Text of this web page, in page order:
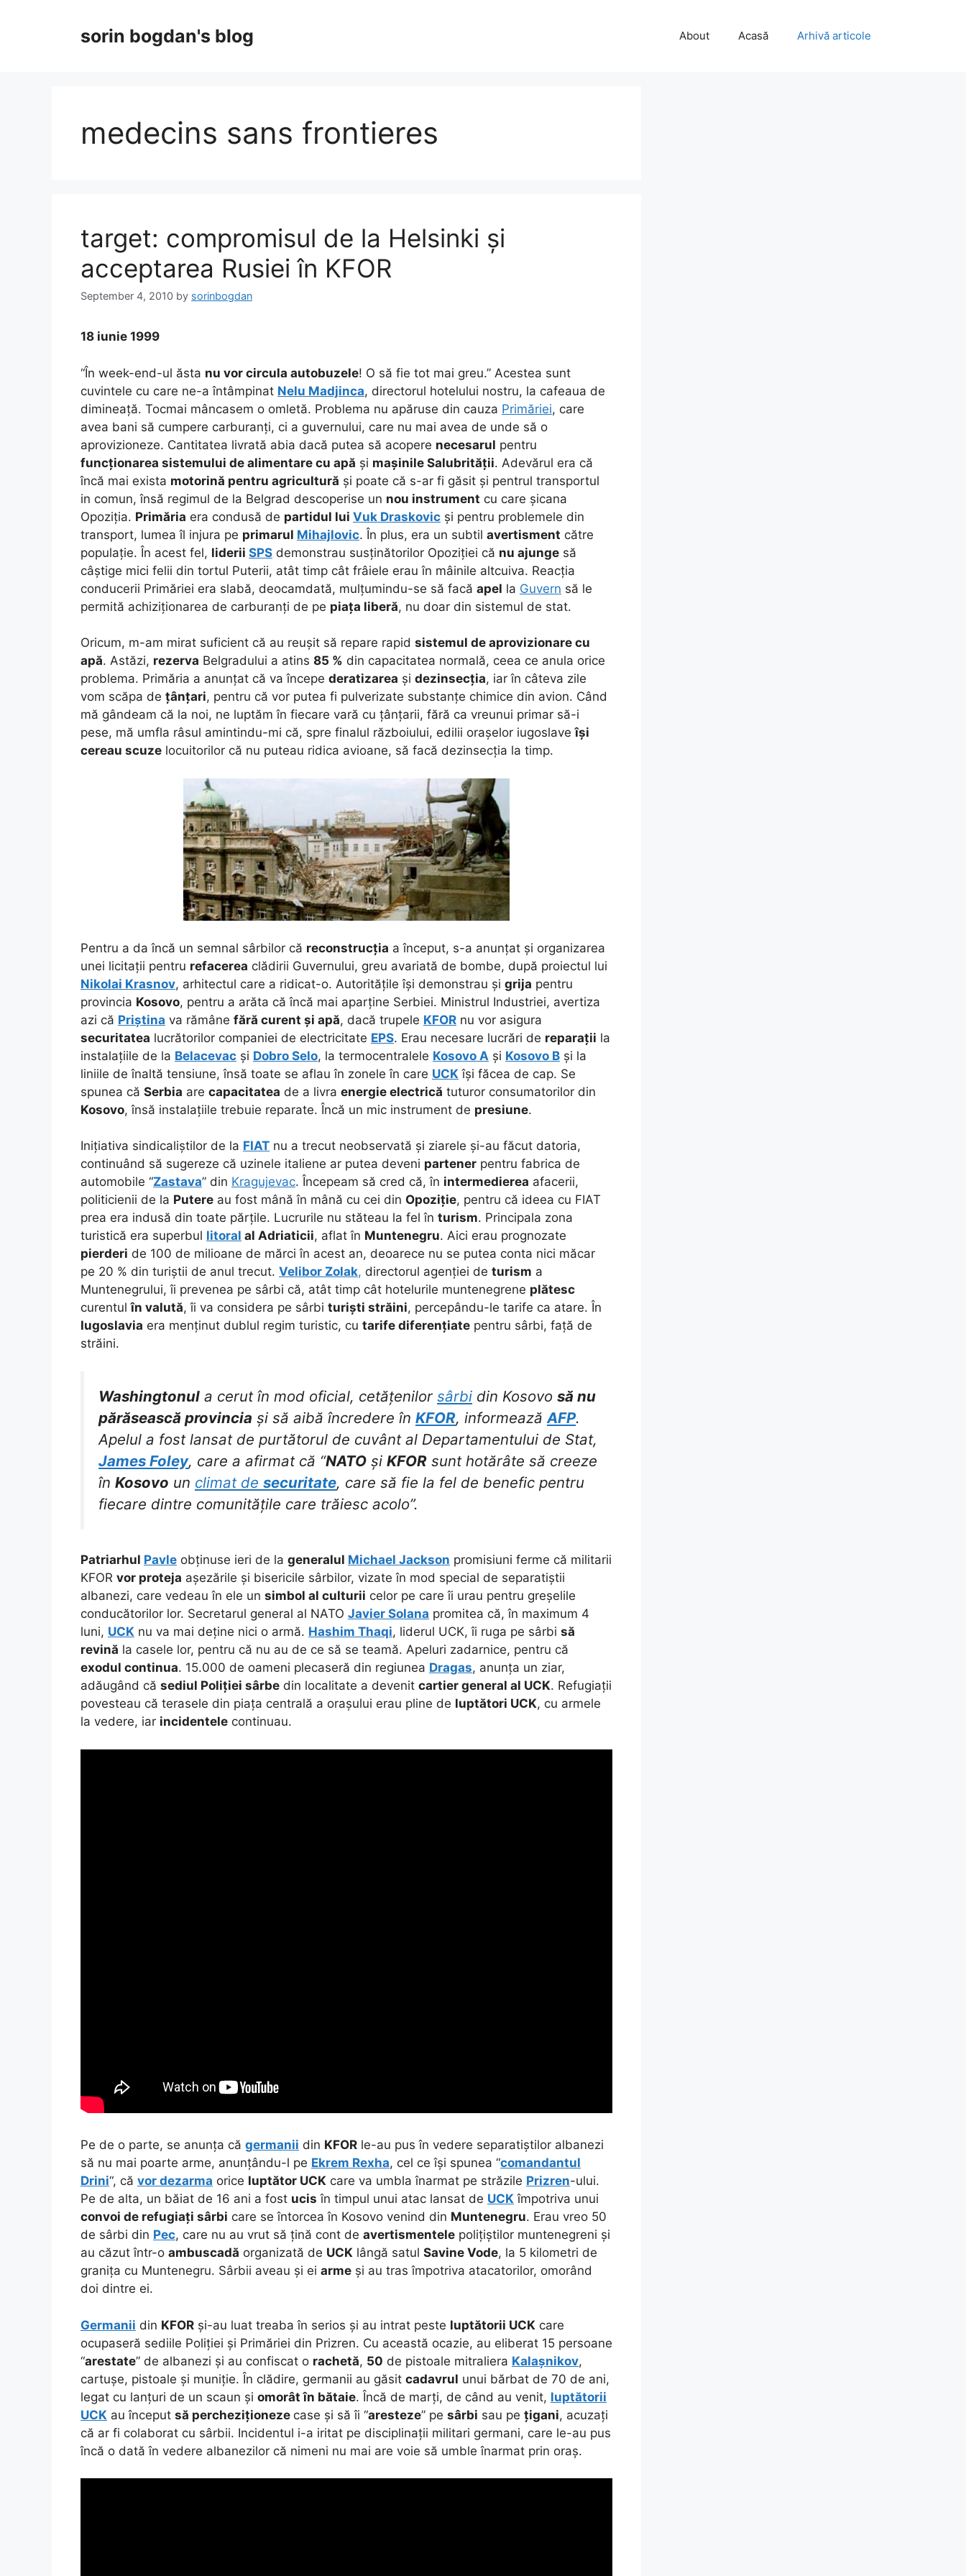
sorin bogdan's blog About Acasă Arhivă articole
medecins sans frontieres
target: compromisul de la Helsinki și
acceptarea Rusiei în KFOR
September 4, 2010 by sorinbogdan
18 iunie 1999
“În week-end-ul ăsta nu vor circula autobuzele! O să fie tot mai greu.” Acestea sunt
cuvintele cu care ne-a întâmpinat Nelu Madjinca, directorul hotelului nostru, la cafeaua de
dimineață. Tocmai mâncasem o omletă. Problema nu apăruse din cauza Primăriei, care
avea bani să cumpere carburanți, ci a guvernului, care nu mai avea de unde să o
aprovizioneze. Cantitatea livrată abia dacă putea să acopere necesarul pentru
funcționarea sistemului de alimentare cu apă și mașinile Salubrității. Adevărul era că
încă mai exista motorină pentru agricultură și poate că s-ar fi găsit și pentrul transportul
in comun, însă regimul de la Belgrad descoperise un nou instrument cu care șicana
Opoziția. Primăria era condusă de partidul lui Vuk Draskovic și pentru problemele din
transport, lumea îl injura pe primarul Mihajlovic. În plus, era un subtil avertisment către
populație. În acest fel, liderii SPS demonstrau susținătorilor Opoziției că nu ajunge să
câștige mici felii din tortul Puterii, atât timp cât frâiele erau în mâinile altcuiva. Reacția
conducerii Primăriei era slabă, deocamdată, mulțumindu-se să facă apel la Guvern să le
permită achiziționarea de carburanți de pe piața liberă, nu doar din sistemul de stat.
Oricum, m-am mirat suficient că au reușit să repare rapid sistemul de aprovizionare cu
apă. Astăzi, rezerva Belgradului a atins 85 % din capacitatea normală, ceea ce anula orice
problema. Primăria a anunțat că va începe deratizarea și dezinsecția, iar în câteva zile
vom scăpa de țânțari, pentru că vor putea fi pulverizate substanțe chimice din avion. Când
mă gândeam că la noi, ne luptăm în fiecare vară cu țânțarii, fără ca vreunui primar să-i
pese, mă umfla râsul amintindu-mi că, spre finalul războiului, edilii orașelor iugoslaveîși
cereau scuze locuitorilor că nu puteau ridica avioane, să facă dezinsecția la timp.
Pentru a da încă un semnal sârbilor că reconstrucția a început, s-a anunțat și organizarea
unei licitații pentru refacerea clădirii Guvernului, greu avariată de bombe, după proiectul lui
Nikolai Krasnov, arhitectul care a ridicat-o. Autoritățile își demonstrau și grija pentru
provincia Kosovo, pentru a arăta că încă mai aparține Serbiei. Ministrul Industriei, avertiza
azi că Priștina va rămâne fără curent și apă, dacă trupele KFOR nu vor asigura
securitatea lucrătorilor companiei de electricitate EPS. Erau necesare lucrări de reparații la
instalațiile de la Belacevac și Dobro Selo, la termocentralele Kosovo A și Kosovo B și la
liniile de înaltă tensiune, însă toate se aflau în zonele în care UCK își făcea de cap. Se
spunea că Serbia are capacitatea de a livra energie electrică tuturor consumatorilor din
Kosovo, însă instalațiile trebuie reparate. Încă un mic instrument de presiune.
Inițiativa sindicaliștilor de la FIAT nu a trecut neobservată și ziarele și-au făcut datoria,
continuând să sugereze că uzinele italiene ar putea deveni partener pentru fabrica de
automobile “Zastava” din Kragujevac. Începeam să cred că, în intermedierea afacerii,
politicienii de la Putere au fost mână în mână cu cei din Opoziție, pentru că ideea cu FIAT
prea era indusă din toate părțile. Lucrurile nu stăteau la fel în turism. Principala zona
turistică era superbul litoral al Adriaticii, aflat în Muntenegru. Aici erau prognozate
pierderi de 100 de milioane de mărci în acest an, deoarece nu se putea conta nici măcar
pe 20 % din turiștii de anul trecut. Velibor Zolak, directorul agenției de turism a
Muntenegrului, îi prevenea pe sârbi că, atât timp cât hotelurile muntenegrene plătesc
curentulîn valută, îi va considera pe sârbi turiști străini, percepându-le tarife ca atare. În
Iugoslavia era menținut dublul regim turistic, cu tarife diferențiate pentru sârbi, față de
străini.
Washingtonul a cerut în mod oficial, cetățenilor sârbi din Kosovo să nu
părăsească provincia și să aibă încredere în KFOR, informează AFP.
Apelul a fost lansat de purtătorul de cuvânt al Departamentului de Stat,
James Foley, care a afirmat că “NATO și KFOR sunt hotărâte să creeze
în Kosovo un climat de securitate, care să fie la fel de benefic pentru
fiecare dintre comunitățile care trăiesc acolo”.
Patriarhul Pavle obținuse ieri de la generalul Michael Jackson promisiuni ferme că militarii
KFOR vor proteja așezările și bisericile sârbilor, vizate în mod special de separatiștii
albanezi, care vedeau în ele un simbol al culturii celor pe care îi urau pentru greșelile
conducătorilor lor. Secretarul general al NATO Javier Solana promitea că, în maximum 4
luni, UCK nu va mai deține nici o armă. Hashim Thaqi, liderul UCK, îi ruga pe sârbi să
revină la casele lor, pentru că nu au de ce să se teamă. Apeluri zadarnice, pentru că
exodul continua. 15.000 de oameni plecaseră din regiunea Dragas, anunța un ziar,
adăugând că sediul Poliției sârbe din localitate a devenit cartier general al UCK. Refugiații
povesteau că terasele din piața centrală a orașului erau pline de luptători UCK, cu armele
la vedere, iar incidentele continuau.
Pe de o parte, se anunța că germanii din KFOR le-au pus în vedere separatiștilor albanezi
să nu mai poarte arme, anunțându-l pe Ekrem Rexha, cel ce își spunea “comandantul
Drini“, că vor dezarma orice luptător UCK care va umbla înarmat pe străzile Prizren-ului.
Pe de alta, un băiat de 16 ani a fost ucis în timpul unui atac lansat de UCK împotriva unui
convoi de refugiați sârbi care se întorcea în Kosovo venind din Muntenegru. Erau vreo 50
de sârbi din Pec, care nu au vrut să țină cont de avertismentele polițiștilor muntenegreni și
au căzut într-o ambuscadă organizată de UCK lângă satul Savine Vode, la 5 kilometri de
granița cu Muntenegru. Sârbii aveau și ei arme și au tras împotriva atacatorilor, omorând
doi dintre ei.
Germanii din KFOR și-au luat treaba în serios și au intrat peste luptătorii UCK care
ocupaseră sediile Poliției și Primăriei din Prizren. Cu această ocazie, au eliberat 15 persoane
“arestate” de albanezi și au confiscat o rachetă, 50 de pistoale mitraliera Kalașnikov,
cartușe, pistoale și muniție. În clădire, germanii au găsit cadavrul unui bărbat de 70 de ani,
legat cu lanțuri de un scaun și omorât în bătaie. Încă de marți, de când au venit, luptătorii
UCK au început să percheziționeze case și să îi “aresteze” pe sârbi sau pe țigani, acuzați
că ar fi colaborat cu sârbii. Incidentul i-a iritat pe disciplinații militari germani, care le-au pus
încă o dată în vedere albanezilor că nimeni nu mai are voie să umble înarmat prin oraș.